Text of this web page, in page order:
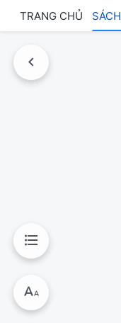
TRANG CHỦ SÁCH